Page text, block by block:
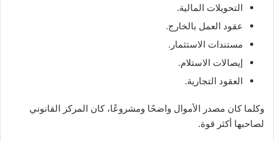
التحويلات المالية.
عقود العمل بالخارج.
مستندات الاستثمار.
إيصالات الاستلام.
العقود التجارية.
وكلما كان مصدر الأموال واضحًا ومشروعًا، كان المركز القانوني
لصاحبها أكثر قوة.